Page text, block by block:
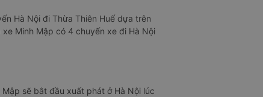
Hà Nội đi Thừa Thiên Huế dựa trên
Minh Mập có 4 chuyến xe đi Hà Nội
sẽ bắt đầu xuất phát ở Hà Nội lúc